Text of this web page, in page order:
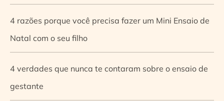
4 razões porque você precisa fazer um Mini Ensaio de
Natal com o seu filho
4 verdades que nunca te contaram sobre o ensaio de
gestante